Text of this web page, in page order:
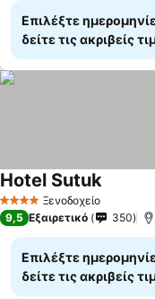
Επιλέξτε
δείτε τις ακριβείς
4 ΑστέριαΞενοδοχείο
Hotel Sutuk
9,5 Εξαιρετικό 350
Επιλέξτε
δείτε τις ακριβείς